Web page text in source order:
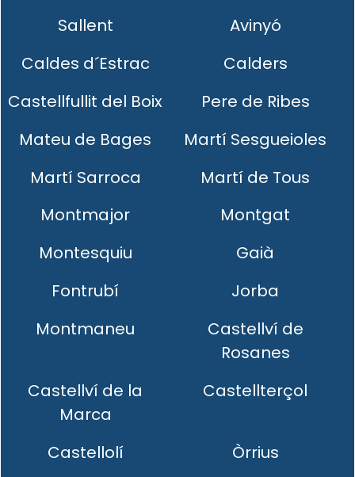
Sallent
Avinyó
Caldes d´Estrac
Calders
Castellfullit del Boix
Pere de Ribes
Mateu de Bages
Martí Sesgueioles
Martí Sarroca
Martí de Tous
Montmajor
Montgat
Montesquiu
Gaià
Fontrubí
Jorba
Montmaneu
Castellví de
Rosanes
Castellví de la
Marca
Castellterçol
Castellolí
Òrrius